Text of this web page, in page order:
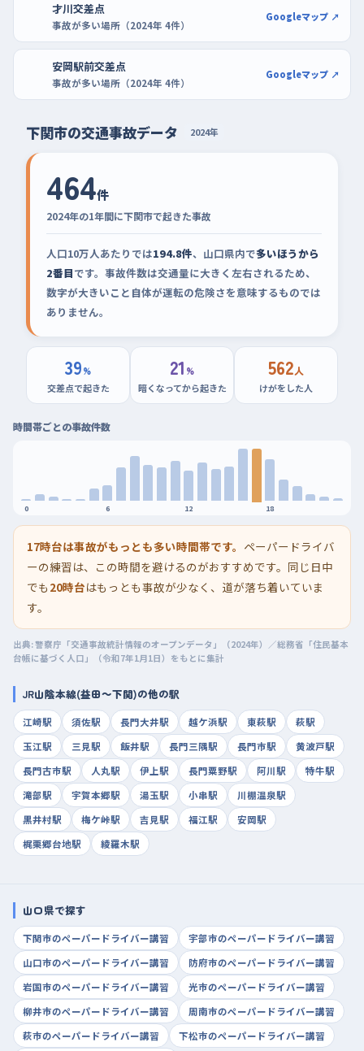
才川交差点
事故が多い場所（2024年 4件）
Googleマップ ↗
安岡駅前交差点
事故が多い場所（2024年 4件）
Googleマップ ↗
下関市の交通事故データ 2024年
464件
2024年の1年間に下関市で起きた事故
人口10万人あたりでは194.8件、山口県内で多いほうから
2番目です。事故件数は交通量に大きく左右されるため、
数字が大きいこと自体が運転の危険さを意味するものでは
ありません。
39%
交差点で起きた
21 %
暗くなってから起きた
562人
けがをした人
時間帯ごとの事故件数
0 6 12 18
17時台は事故がもっとも多い時間帯です。 ペーパードライバ
ーの練習は、この時間を避けるのがおすすめです。同じ日中
でも 20時台はもっとも事故が少なく、道が落ち着いていま
す。
出典: 警察庁「交通事故統計情報のオープンデータ」（2024年）／総務省「住民基本
台帳に基づく人口」（令和7年1月1日）をもとに集計
JR山陰本線(益田～下関)の他の駅
江崎駅 須佐駅 長門大井駅 越ケ浜駅 東萩駅
萩駅
玉江駅
三見駅 飯井駅 長門三隅駅 長門市駅
黄波戸駅
長門古市駅
人丸駅 伊上駅 長門粟野駅 阿川駅
特牛駅
滝部駅
宇賀本郷駅 湯玉駅 小串駅
川棚温泉駅
黒井村駅
梅ケ峠駅 吉見駅 福江駅
安岡駅
梶栗郷台地駅
綾羅木駅
山口県で探す
下関市のペーパードライバー講習
宇部市のペーパードライバー講習
山口市のペーパードライバー講習
防府市のペーパードライバー講習
岩国市のペーパードライバー講習
光市のペーパードライバー講習
柳井市のペーパードライバー講習
周南市のペーパードライバー講習
萩市のペーパードライバー講習
下松市のペーパードライバー講習